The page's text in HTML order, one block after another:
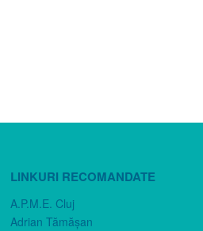
LINKURI RECOMANDATE
A.P.M.E. Cluj
Adrian Tămăşan